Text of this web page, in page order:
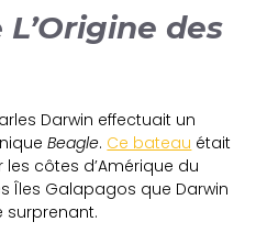
L’Origine des
Darwin effectuait un
Beagle. Ce bateau était
côtes d’Amérique du
Îles Galapagos que Darwin
surprenant.